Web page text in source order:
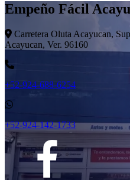
Empeño Fácil
Carretera Oluta Acayucan,
Acayucan, Ver. 96160
+52-924-688-6254
+52-924-142-1733